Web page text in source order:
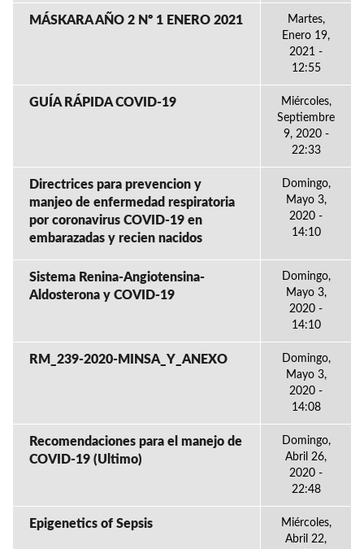
MÁSKARA AÑO 2 Nº 1 ENERO 2021
Martes,
Enero 19,
2021 -
12:55
GUÍA RÁPIDA COVID-19
Miércoles,
Septiembre
9, 2020 -
22:33
Directrices para prevencion y
manjeo de enfermedad respiratoria
por coronavirus COVID-19 en
embarazadas y recien nacidos
Domingo,
Mayo 3,
2020 -
14:10
Sistema Renina-Angiotensina-
Aldosterona y COVID-19
Domingo,
Mayo 3,
2020 -
14:10
RM_239-2020-MINSA_Y_ANEXO
Domingo,
Mayo 3,
2020 -
14:08
Recomendaciones para el manejo de
COVID-19 (Ultimo)
Domingo,
Abril 26,
2020 -
22:48
Epigenetics of Sepsis
Miércoles,
Abril 22,